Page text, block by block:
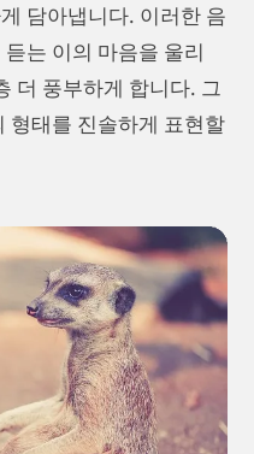
담아냅니다. 이러한 음
듣는 이의 마음을 울리
더 풍부하게 합니다. 그
형태를 진솔하게 표현할